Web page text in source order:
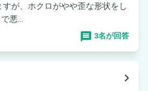
が、ホクロがやや歪な形状をし
悪...
3名が回答
navigate_next